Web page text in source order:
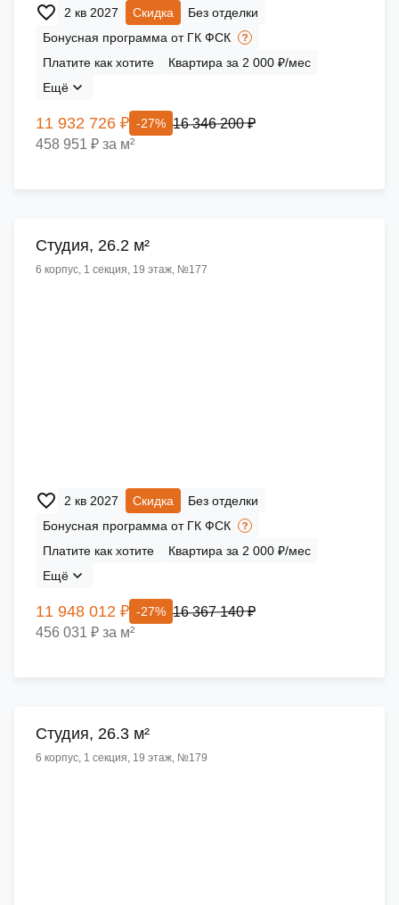
2 кв 2027 Скидка
Без отделки
Бонусная программа от ГК ФСК
Платите как хотите
Квартира за 2 000 ₽/мес
Ещё
11 932 726 ₽ -27% 16 346 200 ₽
458 951 ₽ за м²
Cтудия, 26.2 м²
6 корпус, 1 секция, 19 этаж, №177
2 кв 2027 Скидка
Без отделки
Бонусная программа от ГК ФСК
Платите как хотите
Квартира за 2 000 ₽/мес
Ещё
11 948 012 ₽ -27% 16 367 140 ₽
456 031 ₽ за м²
Cтудия, 26.3 м²
6 корпус, 1 секция, 19 этаж, №179